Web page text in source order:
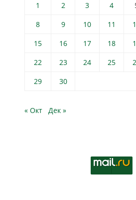
1
2 3 4
8
9 10 11
15
16 17 18
22
23 24 25
29
30
« Окт Дек »